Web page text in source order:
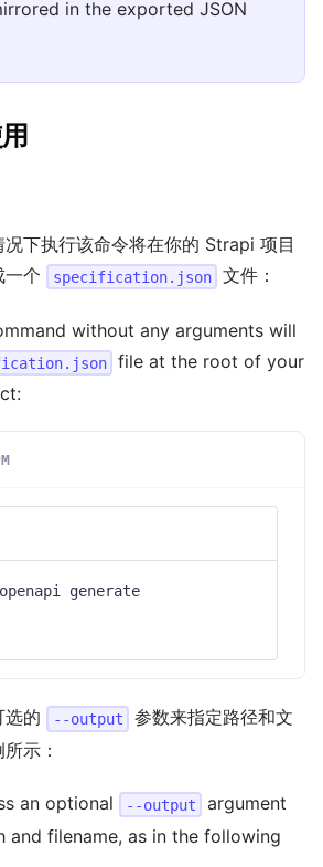
in the exported JSON
下执行该命令将在你的 Strapi 项目
一个
specification.json 文件：
without any arguments will
file at the root of your
generate
选的 --output
参数来指定路径和文
示：
an optional --output
argument
and filename, as in the following